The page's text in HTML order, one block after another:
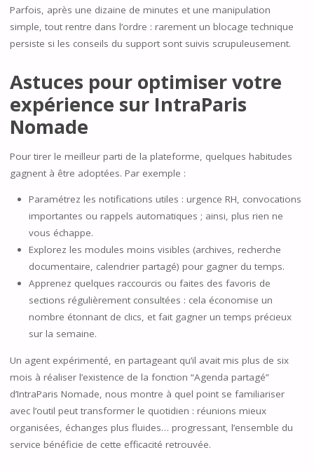
Parfois, après une dizaine de minutes et une manipulation
simple, tout rentre dans l’ordre : rarement un blocage technique
persiste si les conseils du support sont suivis scrupuleusement.
Astuces pour optimiser votre
expérience sur IntraParis
Nomade
Pour tirer le meilleur parti de la plateforme, quelques habitudes
gagnent à être adoptées. Par exemple :
Paramétrez les notifications utiles : urgence RH, convocations
importantes ou rappels automatiques ; ainsi, plus rien ne
vous échappe.
Explorez les modules moins visibles (archives, recherche
documentaire, calendrier partagé) pour gagner du temps.
Apprenez quelques raccourcis ou faites des favoris de
sections régulièrement consultées : cela économise un
nombre étonnant de clics, et fait gagner un temps précieux
sur la semaine.
Un agent expérimenté, en partageant qu’il avait mis plus de six
mois à réaliser l’existence de la fonction “Agenda partagé”
d’IntraParis Nomade, nous montre à quel point se familiariser
avec l’outil peut transformer le quotidien : réunions mieux
organisées, échanges plus fluides… progressant, l’ensemble du
service bénéficie de cette efficacité retrouvée.